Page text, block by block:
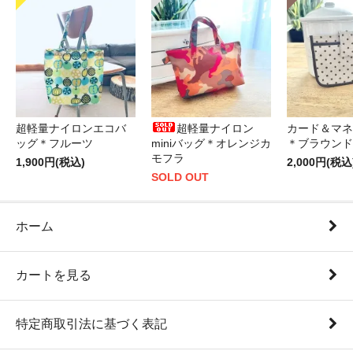
超軽量ナイロンエコバ
ッグ＊フルーツ
1,900円(税込)
超軽量ナイロン
miniバッグ＊オレンジカ
モフラ
SOLD OUT
カード＆マ
＊ブラウン
2,000円(税
ホーム
カートを見る
特定商取引法に基づく表記